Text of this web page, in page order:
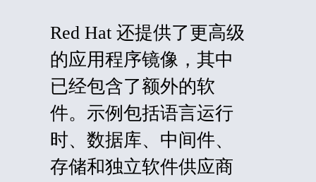
Red Hat 还提供了更高级
的应用程序镜像，其中
已经包含了额外的软
件。示例包括语言运行
时、数据库、中间件、
存储和独立软件供应商